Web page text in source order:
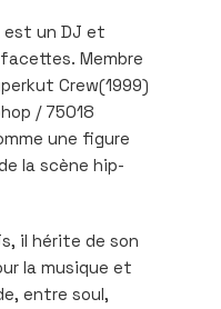
est un DJ et
Membre
Crew(1999)
/ 75018
une figure
la scène hip-
il hérite de son
la musique et
entre soul,